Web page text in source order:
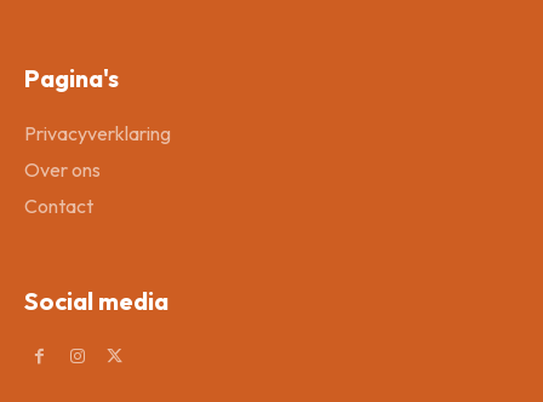
Pagina's
Privacyverklaring
Over ons
Contact
Social media